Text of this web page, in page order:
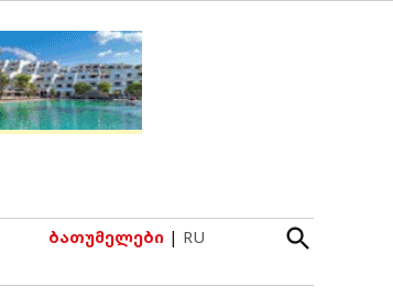
ბათუმელები | RU
Open
Search